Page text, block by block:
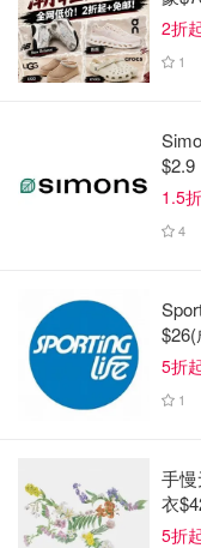
2折
1
$2.9
1.5
4
5折
1
手
衣
5折